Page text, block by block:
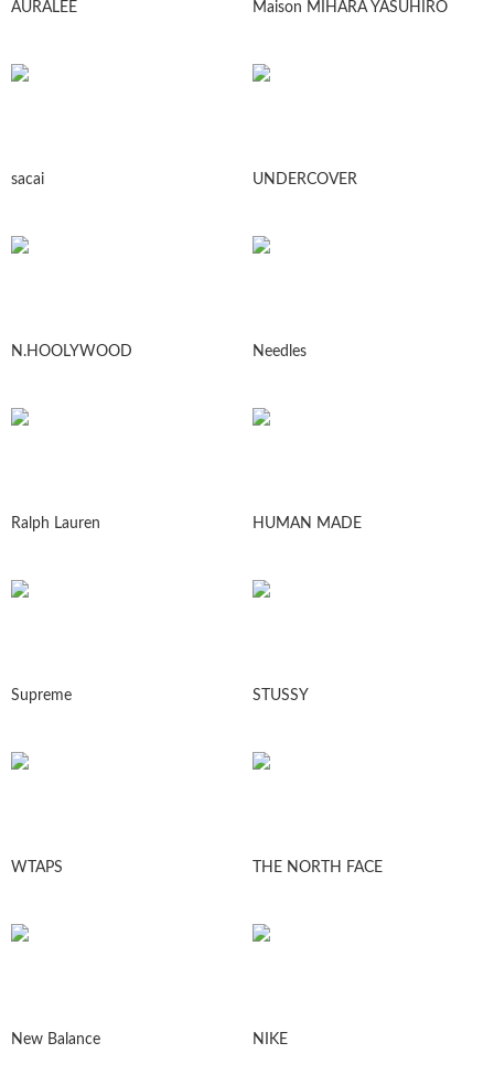
AURALEE Maison MIHARA YASUHIRO
sacai UNDERCOVER
N.HOOLYWOOD Needles
Ralph Lauren HUMAN MADE
Supreme STUSSY
WTAPS THE NORTH FACE
New Balance NIKE